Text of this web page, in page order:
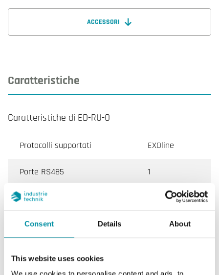
Consent Details About
This website uses cookies
ACCESSORI
Caratteristiche
Caratteristiche di ED-RU-O
Protocolli supportati EXOline
Porte RS485 1
Colore, coperchio
Bianco RAL
Pulsante di presenza
Pulsante multifunzione